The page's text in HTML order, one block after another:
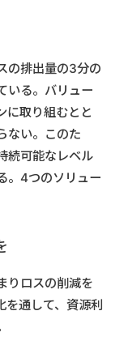
の排出量の3分の
いる。バリュー
に取り組むとと
ない。このた
続可能なレベル
。4つのソリュー
りロスの削減を
を通して、資源利